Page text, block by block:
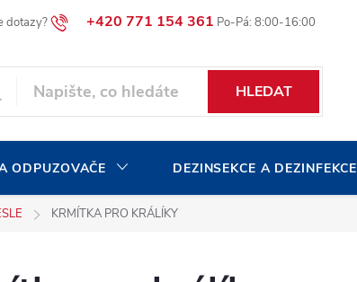
+420 771 154 361
Blog Volná pracovní místa
HLEDAT
ODPUZOVAČE DEZINSEKCE A DEZINFEKCE
KRMÍTKA PRO KRÁLÍKY